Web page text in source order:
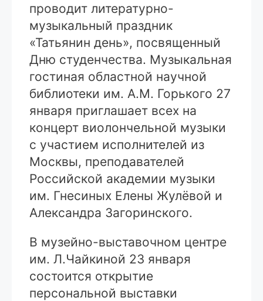
проводит литературно-
музыкальный праздник
«Татьянин день», посвященный
Дню студенчества. Музыкальная
гостиная областной научной
библиотеки им. А.М. Горького 27
января приглашает всех на
концерт виолончельной музыки
с участием исполнителей из
Москвы, преподавателей
Российской академии музыки
им. Гнесиных Елены Жулёвой и
Александра Загоринского.
В музейно-выставочном центре
им. Л.Чайкиной 23 января
состоится открытие
персональной выставки